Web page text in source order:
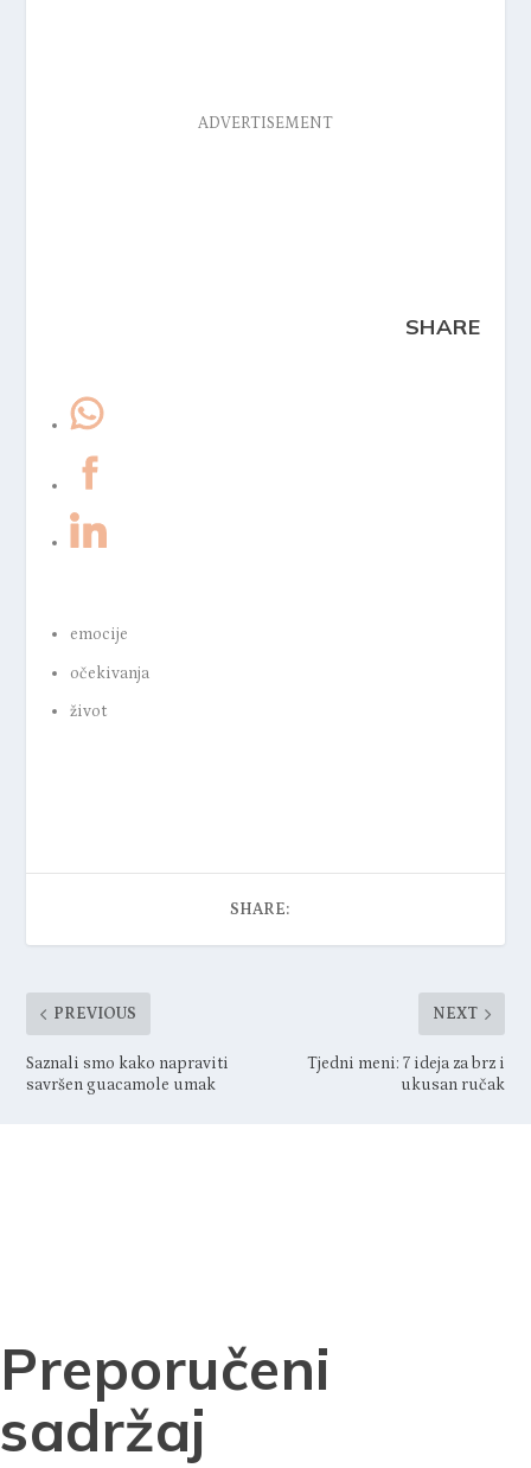
ADVERTISEMENT
SHARE
emocije
očekivanja
život
SHARE:
PREVIOUS
Saznali smo kako napraviti
savršen guacamole umak
NEXT
Tjedni meni: 7 ideja za brz i
ukusan ručak
Preporučeni
sadržaj